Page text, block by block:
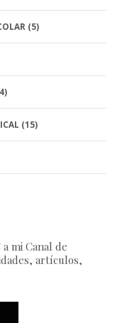
(5)
(15)
mi Canal de
artículos,